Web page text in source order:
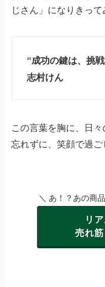
じさん」になりきっ
“成功の鍵は、挑
志村けん
この言葉を胸に、日
忘れずに、笑顔で過ご
＼ あ！？あの商
リ
売れ